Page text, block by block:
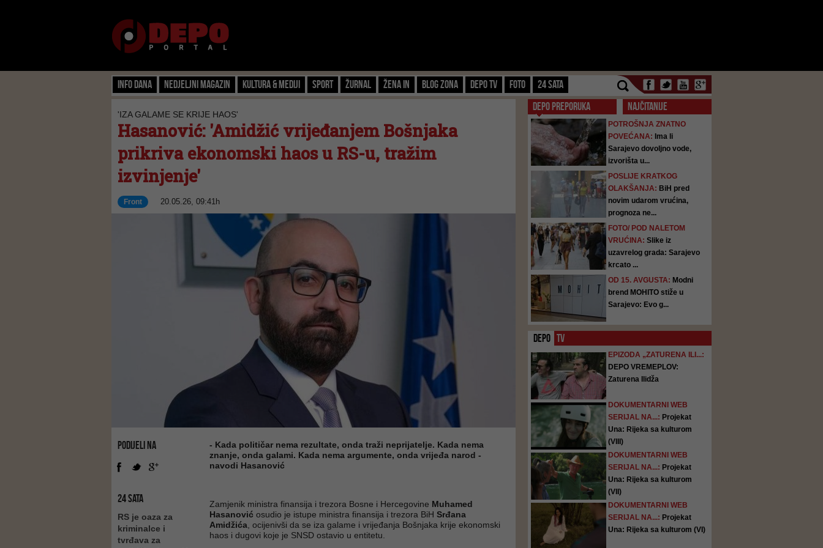
Info dana Nedjeljni magazin Kultura & Mediji Sport Žurnal Žena IN Blog zona Depo TV FOTO 24 SATA
'IZA GALAME SE KRIJE HAOS'
Hasanović: 'Amidžić vrijeđanjem Bošnjaka
prikriva ekonomski haos u RS-u, tražim
izvinjenje'
Front 20.05.26, 09:41h
PODIJELI NA
24 SATA
RS je oaza za
kriminalce i
tvrđava za
- Kada političar nema rezultate, onda traži neprijatelje. Kada nema
znanje, onda galami. Kada nema argumente, onda vrijeđa narod -
navodi Hasanović
Zamjenik ministra finansija i trezora Bosne i Hercegovine Muhamed
Hasanović osudio je istupe ministra finansija i trezora BiH Srđana
Amidžića , ocijenivši da se iza galame i vrijeđanja Bošnjaka krije ekonomski
haos i dugovi koje je SNSD ostavio u entitetu.
DEPO PREPORUKA NAJČITANIJE
POTROŠNJA ZNATNO
POVEĆANA: Ima li
Sarajevo dovoljno vode,
izvorišta u...
POSLIJE KRATKOG
OLAKŠANJA: BiH pred
novim udarom vrućina,
prognoza ne...
FOTO/ POD NALETOM
VRUĆINA: Slike iz
uzavrelog grada: Sarajevo
krcato ...
OD 15. AVGUSTA: Modni
brend MOHITO stiže u
Sarajevo: Evo g...
DEPO TV
EPIZODA „ZATURENA ILI...:
DEPO VREMEPLOV:
Zaturena Ilidža
DOKUMENTARNI WEB
SERIJAL NA...: Projekat
Una: Rijeka sa kulturom
(VIII)
DOKUMENTARNI WEB
SERIJAL NA...: Projekat
Una: Rijeka sa kulturom
(VII)
DOKUMENTARNI WEB
SERIJAL NA...: Projekat
Una: Rijeka sa kulturom (VI)